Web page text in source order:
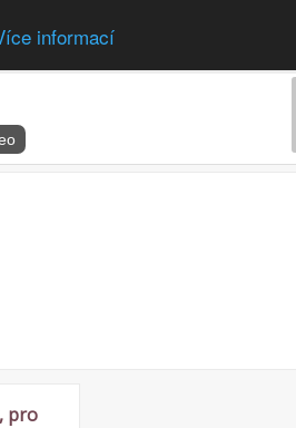
informací
pro